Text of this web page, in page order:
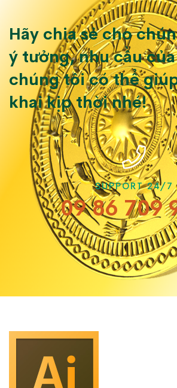
Hãy chia sẻ cho
ý tưởng, nhu cầu
chúng tôi có thể
khai kịp thời nhé!
SUPPORT 24/7
09 86 709